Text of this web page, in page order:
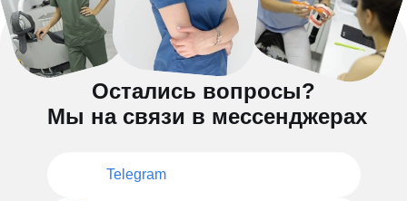
Остались вопросы?
Мы на связи в мессенджерах
Telegram